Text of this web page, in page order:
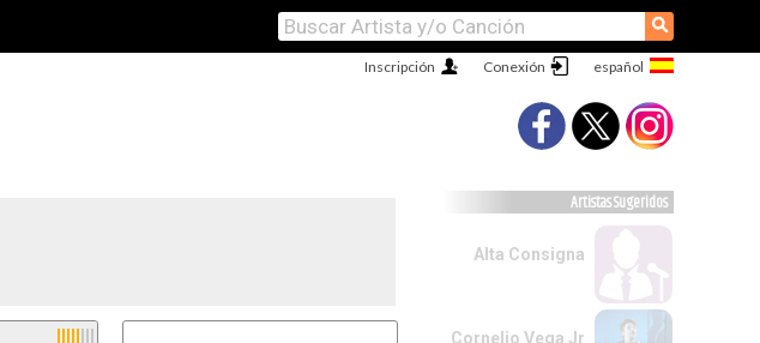
⚲
Conexión
Inscripción
Artistas Sugeridos
Alta Consigna
Cornelio Vega Jr